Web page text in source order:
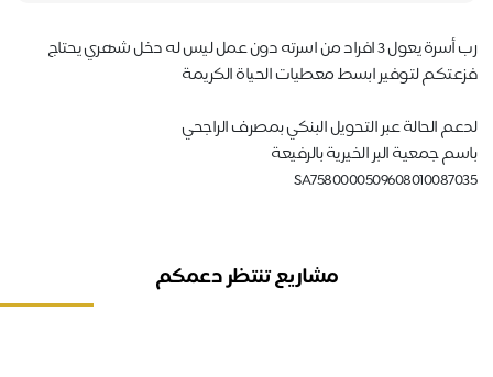
رب أسرة يعول 3 افراد من اسرته دون عمل ليس له دخل شهري يحتاج
لتوفير ابسط معطيات الحياة الكريمة
الحالة عبر التحويل البنكي بمصرف الراجحي
جمعية البر الخيرية بالرفيعة
مشاريع تنتظر دعمكم